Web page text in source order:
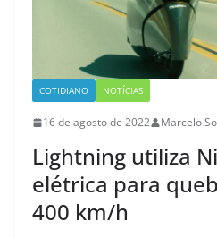
COTIDIANO NOTÍCIAS
16 de agosto de 2022 Marcelo
Lightning utiliza
elétrica para
400 km/h